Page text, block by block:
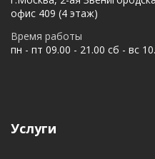
Услуги
офис 409 (4 этаж)
Время работы
пн - пт 09.00 - 21.00 сб - вс